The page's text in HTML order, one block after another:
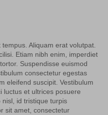
Aliquam erat volutpat.
Etiam nibh enim, imperdiet
Suspendisse euismod
consectetur egestas
eleifend suscipit. Vestibulum
luctus et ultrices posuere
id tristique turpis
sit amet, consectetur